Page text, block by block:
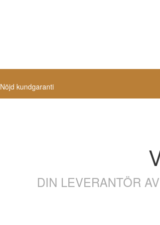
Nöjd kundgaranti
DIN LEVERANTÖR